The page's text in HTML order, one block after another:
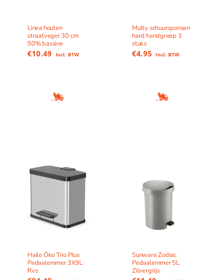
Linea houten
straatveger 30 cm
50% bassine
€10.49 Incl. BTW
Multy schuursponsen
hard handgreep 3
stuks
€4.95 Incl. BTW
Hailo Öko Trio Plus
Pedaalemmer 3X9L
Rvs
Sunware Zodiac
Pedaalemmer 5L
Zilvergrijs